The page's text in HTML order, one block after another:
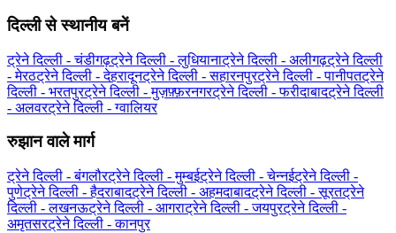
दिल्ली से स्थानीय बनें
ट्रेने दिल्ली - चंडीगढ़ट्रेने दिल्ली - लुधियानाट्रेने दिल्ली - अलीगढ़ट्रेने दिल्ली
- मेरठट्रेने दिल्ली - देहरादूनट्रेने दिल्ली - सहारनपुरट्रेने दिल्ली - पानीपतट्रेने
दिल्ली - भरतपुरट्रेने दिल्ली - मुज़फ़्फ़रनगरट्रेने दिल्ली - फरीदाबादट्रेने दिल्ली
- अलवरट्रेने दिल्ली - ग्‍वालियर
रुझान वाले मार्ग
ट्रेने दिल्ली - बंगलौरट्रेने दिल्ली - मुम्बईट्रेने दिल्ली - चेन्नईट्रेने दिल्ली -
पुणेट्रेने दिल्ली - हैदराबादट्रेने दिल्ली - अहमदाबादट्रेने दिल्ली - सूरतट्रेने
दिल्ली - लखनऊट्रेने दिल्ली - आगराट्रेने दिल्ली - जयपुरट्रेने दिल्ली -
अमृतसरट्रेने दिल्ली - कानपुर